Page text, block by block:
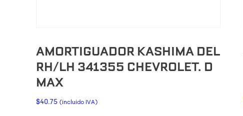
AMORTIGUADOR KASHIMA DEL
RH/LH 341355 CHEVROLET. D
MAX
$40.75 (incluido IVA)